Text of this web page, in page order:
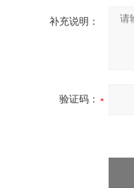
补充说明：
验证码：